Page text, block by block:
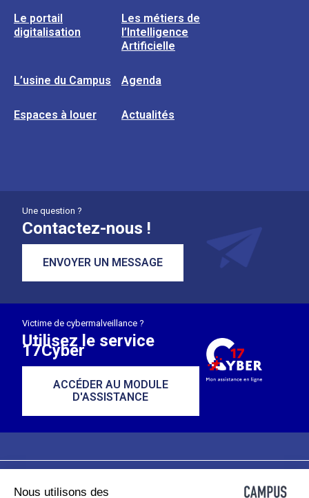
Le portail
digitalisation
Les métiers de
l’Intelligence
Artificielle
L’usine du Campus Agenda
Espaces à louer Actualités
Une question ?
Contactez-nous !
ENVOYER UN MESSAGE
Victime de cybermalveillance ?
Utilisez le service
17Cyber
ACCÉDER AU MODULE
D'ASSISTANCE
Nous utilisons des